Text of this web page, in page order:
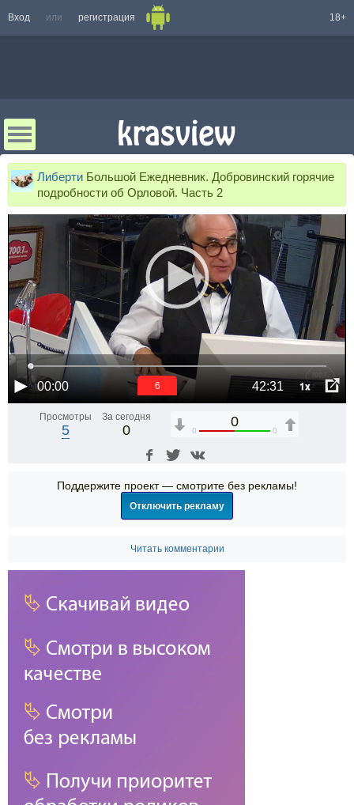
Вход или регистрация 18+
Либерти Большой Ежедневник. Добровинский горячие
подробности об Орловой. Часть 2
00:00 42:31 1x
6
Просмотры
5
За сегодня
0
0
0 0
Поддержите проект — смотрите без рекламы!
Отключить рекламу
Читать комментарии